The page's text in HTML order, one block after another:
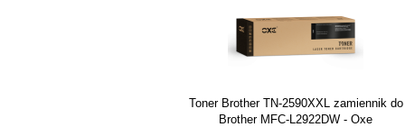
Toner Brother TN-2590XXL zamiennik do
Brother MFC-L2922DW - Oxe